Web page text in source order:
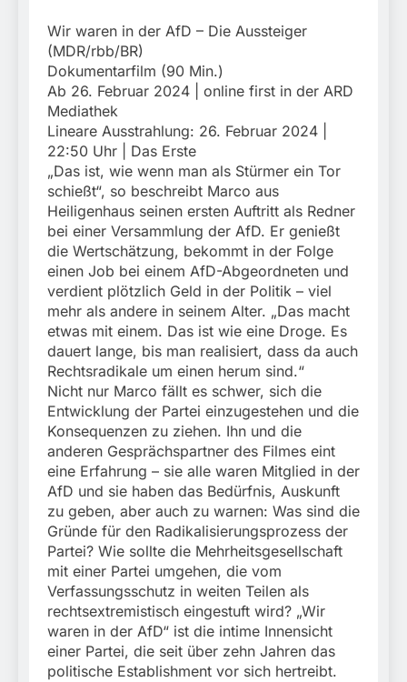
Wir waren in der AfD – Die Aussteiger
(MDR/rbb/BR)
Dokumentarfilm (90 Min.)
Ab 26. Februar 2024 | online first in der ARD
Mediathek
Lineare Ausstrahlung: 26. Februar 2024 |
22:50 Uhr | Das Erste
„Das ist, wie wenn man als Stürmer ein Tor
schießt“, so beschreibt Marco aus
Heiligenhaus seinen ersten Auftritt als Redner
bei einer Versammlung der AfD. Er genießt
die Wertschätzung, bekommt in der Folge
einen Job bei einem AfD-Abgeordneten und
verdient plötzlich Geld in der Politik – viel
mehr als andere in seinem Alter. „Das macht
etwas mit einem. Das ist wie eine Droge. Es
dauert lange, bis man realisiert, dass da auch
Rechtsradikale um einen herum sind.“
Nicht nur Marco fällt es schwer, sich die
Entwicklung der Partei einzugestehen und die
Konsequenzen zu ziehen. Ihn und die
anderen Gesprächspartner des Filmes eint
eine Erfahrung – sie alle waren Mitglied in der
AfD und sie haben das Bedürfnis, Auskunft
zu geben, aber auch zu warnen: Was sind die
Gründe für den Radikalisierungsprozess der
Partei? Wie sollte die Mehrheitsgesellschaft
mit einer Partei umgehen, die vom
Verfassungsschutz in weiten Teilen als
rechtsextremistisch eingestuft wird? „Wir
waren in der AfD“ ist die intime Innensicht
einer Partei, die seit über zehn Jahren das
politische Establishment vor sich hertreibt.